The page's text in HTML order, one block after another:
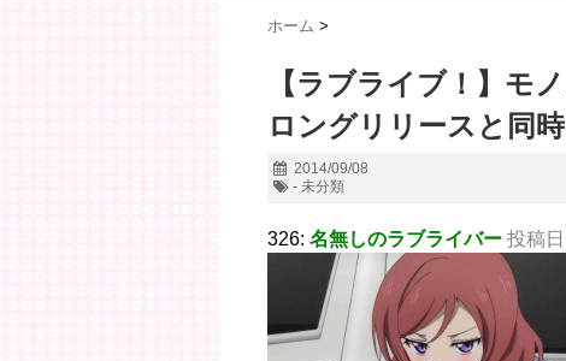
ホーム >
【ラブライブ！】モ
ロングリリースと同時
2014/09/08
- 未分類
326: 名無しのラブライバー 投稿